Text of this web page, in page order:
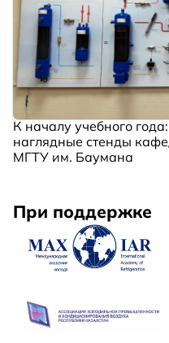
К началу учебного
наглядные стенды
МГТУ им. Баумана
При поддержке